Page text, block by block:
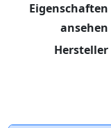
Eigenschaften
ansehen
Hersteller